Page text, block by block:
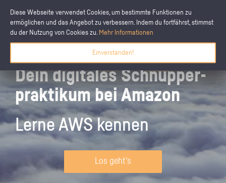
Diese Webseite verwendet Cookies, um bestimmte Funktionen zu
ermöglichen und das Angebot zu verbessern. Indem du fortfährst, stimmst
du der Nutzung von Cookies zu. Mehr Informationen
Einverstanden!
Dein digitales Schnupper­
praktikum bei Amazon
Lerne AWS kennen
Los geht's